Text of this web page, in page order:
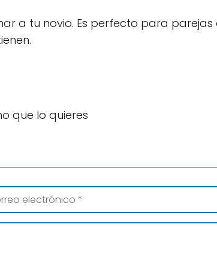
a tu novio. Es perfecto para parejas
que lo quieres